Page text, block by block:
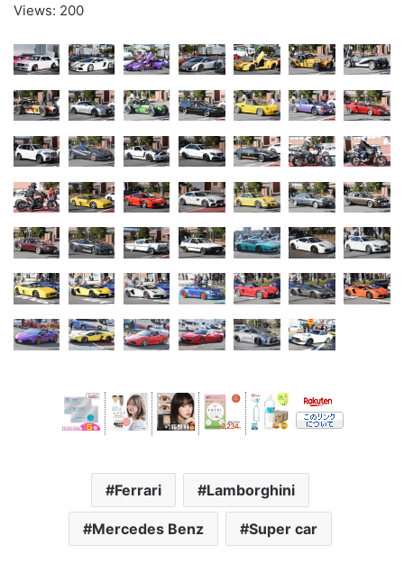
Views: 200
Ferrari Lamborghini
Mercedes Benz Super car